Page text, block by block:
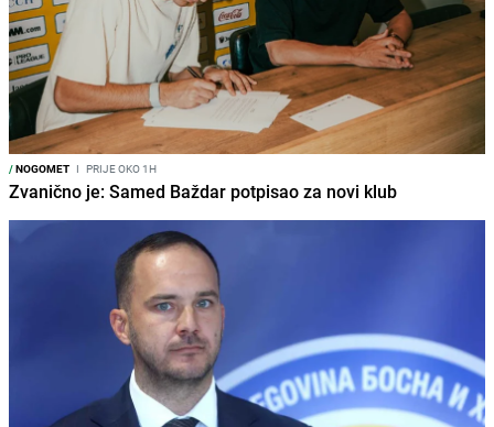
/NOGOMET I PRIJE OKO 1H
Zvanično je: Samed Baždar potpisao za novi klub